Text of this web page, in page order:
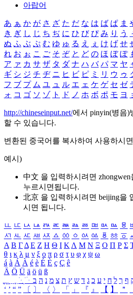
아랍어
あ ぁ か が さ ざ た だ な は ば ぱ ま
き ぎ し じ ち ぢ に ひ び ぴ み り う
ぬ ふ ぶ ぷ む ゆ ゅ る え ぇ け げ せ
れ お ぉ こ ご そ ぞ と ど の ほ ぼ ぽ
ア ァ カ サ ザ タ ダ ナ ハ バ パ マ ヤ
ギ シ ジ チ ヂ ニ ヒ ビ ピ ミ リ ウ ゥ
フ ブ プ ム ユ ュ ル エ ェ ケ ゲ セ ゼ
ォ コ ゴ ソ ゾ ト ド ノ ホ ボ ポ モ ヨ
http://chineseinput.net/에서 pinyin(병음)
할 수 있습니다.
변환된 중국어를 복사하여 사용하시
예시)
中文 을 입력하시려면 zhongwen
누르시면됩니다.
北京 을 입력하시려면 beijing을
시면 됩니다.
ㅥ ㅦ ㅧ ㅨ ㅩ ㅪ ㅫ ㅬ ㅭ ㅮ ㅯ ㅰ ㅱ
ㅺ ㅻ ㅼ ㅽ ㅾ ㅿ ㆀ ㆁ ㆂ ㆃ ㆄ ㆅ ㆆ
Α Β ΓΔ Ε Ζ Η Θ Ι ΚΛ Μ Ν Ξ Ο Π Ρ Σ
θ ι κ λ μ ν ξ ο π ρ σ τ υ φ χ ψ ω
á à Á À é è É È ç Ç ê
Ä Ö Ü ä ö ü ß
ִֶֹ ֻּ ׁׂ ף ך ל ח י ע כ ג ד ש ץ ת צ מ נ ה ב
‘ ’ “ ” 〔 〕 〈 〉 「 」 『 』 【 】 ＂